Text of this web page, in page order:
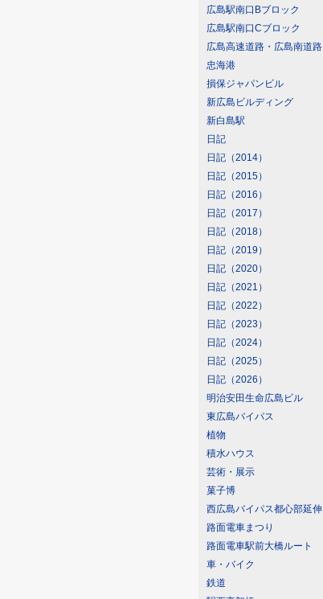
広島駅南口Bブロック
広島駅南口Cブロック
広島高速道路・広島南道路
忠海港
損保ジャパンビル
新広島ビルディング
新白島駅
日記
日記（2014）
日記（2015）
日記（2016）
日記（2017）
日記（2018）
日記（2019）
日記（2020）
日記（2021）
日記（2022）
日記（2023）
日記（2024）
日記（2025）
日記（2026）
明治安田生命広島ビル
東広島バイパス
植物
積水ハウス
芸術・展示
菓子博
西広島バイパス都心部延伸
路面電車まつり
路面電車駅前大橋ルート
車・バイク
鉄道